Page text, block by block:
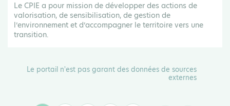
Le CPIE a pour mission de développer des actions de
valorisation, de sensibilisation, de gestion de
l’environnement et d’accompagner le territoire vers une
transition.
Le portail n'est pas garant des données de sources
externes